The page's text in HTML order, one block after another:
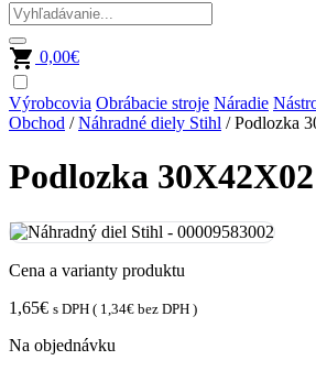
0,00€
Výrobcovia Obrábacie stroje Náradie
Obchod /Náhradné diely Stihl / Podlozka
Podlozka
Cena a varianty produktu
1,65€ s DPH ( 1,34€ bez DPH )
Na objednávku